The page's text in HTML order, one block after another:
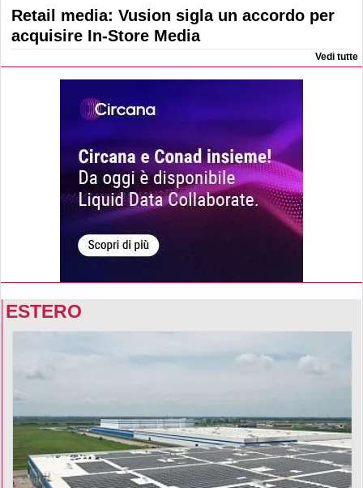
Retail media: Vusion sigla un accordo per
acquisire In-Store Media
Vedi tutte
ESTERO